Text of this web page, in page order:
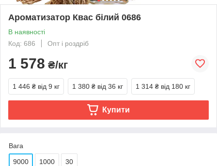
Ароматизатор Квас білий 0686
В наявності
Код: 686
Опт і роздріб
1 578 ₴/кг
1 446 ₴ від 9 кг 1 380 ₴ від 36 кг 1 314 ₴ від 180 кг
Купити
Вага
9000 1000 30